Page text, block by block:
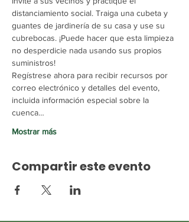
distanciamiento social. Traiga una cubeta y
guantes de jardinería de su casa y use su
cubrebocas. ¡Puede hacer que esta limpieza
no desperdicie nada usando sus propios
suministros!
Regístrese ahora para recibir recursos por
correo electrónico y detalles del evento,
incluida información especial sobre la
cuenca…
Mostrar más
Compartir este evento